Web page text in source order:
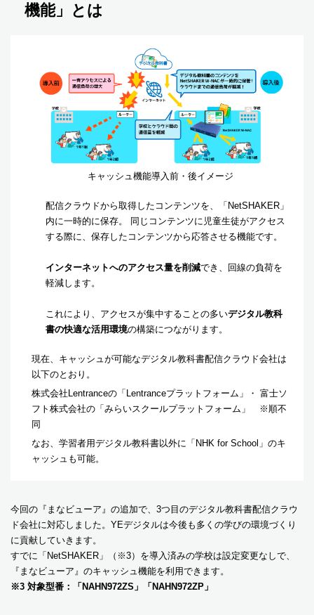
機能」とは
キャッシュ機能導入前・後イメージ
配信クラウドから取得したコンテンツを、「NetSHAKER」
内に一時的に保存。 同じコンテンツに児童生徒がアクセス
する際に、保存したコンテンツから応答させる機能です。
インターネットへのアクセス量を削減でき、回線の負荷を
軽減します。
これにより、アクセスが集中することの多いデジタル教科
書の快適な活用環境の構築につながります。
現在、キャッシュが可能なデジタル教科書配信クラウド会社は
以下のとおり。
株式会社Lentranceの「Lentranceプラットフォーム」・ 富士ソ
フト株式会社の「みらいスクールプラットフォーム」 ※順不
同
なお、学習者用デジタル教科書以外に「NHK for School」のキ
ャッシュも可能。
今回の『まなビューア』の追加で、3つ目のデジタル教科書配信クラウ
ド会社に対応しました。YEデジタルは今後も多くの学びの環境づくり
に貢献していきます。
すでに「NetSHAKER」（※3）を導入済みの学校は設定変更なしで、
『まなビューア』のキャッシュ機能を利用できます。
※3 対象型番：「NAHN972ZS」「NAHN972ZP」